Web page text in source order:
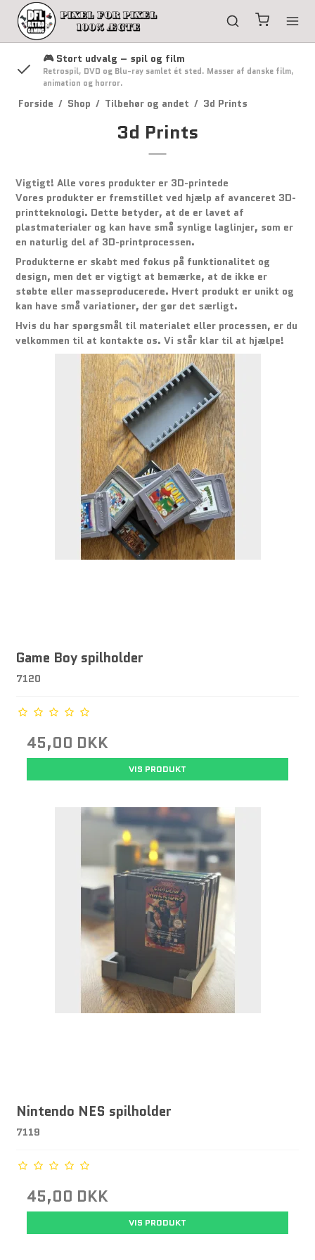
🎮 Stort udvalg – spil og film
Retrospil, DVD og Blu-ray samlet ét sted. Masser af danske film,
animation og horror.
Forside / Shop / Tilbehør og andet / 3d Prints
3d Prints
Vigtigt! Alle vores produkter er 3D-printede
Vores produkter er fremstillet ved hjælp af avanceret 3D-
printteknologi. Dette betyder, at de er lavet af
plastmaterialer og kan have små synlige laglinjer, som er
en naturlig del af 3D-printprocessen.
Produkterne er skabt med fokus på funktionalitet og
design, men det er vigtigt at bemærke, at de ikke er
støbte eller masseproducerede. Hvert produkt er unikt og
kan have små variationer, der gør det særligt.
Hvis du har spørgsmål til materialet eller processen, er du
velkommen til at kontakte os. Vi står klar til at hjælpe!
Game Boy spilholder
7120
45,00 DKK
VIS PRODUKT
Nintendo NES spilholder
7119
45,00 DKK
VIS PRODUKT